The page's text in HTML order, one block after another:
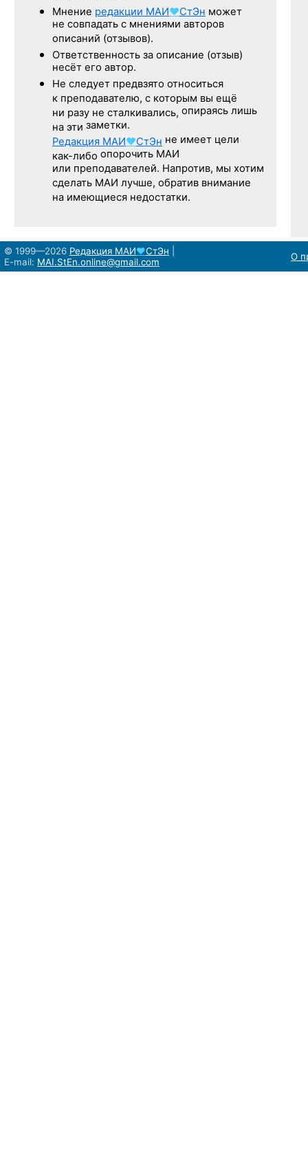
Мнение редакции МАИ♥СтЭн может
не совпадать с мнениями авторов
описаний (отзывов).
Ответственность за описание (отзыв)
несёт его автор.
Не следует предвзято относиться
к преподавателю, с которым вы ещё
ни разу не сталкивались, опираясь лишь
на эти заметки.
Редакция МАИ♥СтЭн не имеет цели
как-либо опорочить МАИ
или преподавателей. Напротив, мы хотим
сделать МАИ лучше, обратив внимание
на имеющиеся недостатки.
© 1999—2026 Редакция МАИ♥СтЭн
E-mail: MAI.StEn.online@gmail.com О